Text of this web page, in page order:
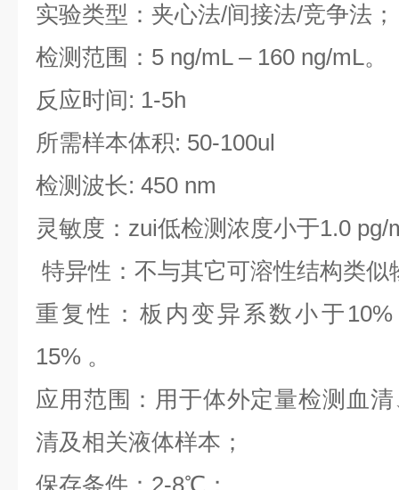
实验类型：夹心法/间接法/竞争法；
检测范围：5 ng/mL – 160 ng/mL。
反应时间: 1-5h
所需样本体积: 50-100ul
检测波长: 450 nm
灵敏度：zui低检测浓度小于1.0 pg/
特异性：不与其它可溶性结构类似
重复性：板内变异系数小于
15% 。
应用范围：用于体外定量检测血
清及相关液体样本；
保存条件：2-8℃；